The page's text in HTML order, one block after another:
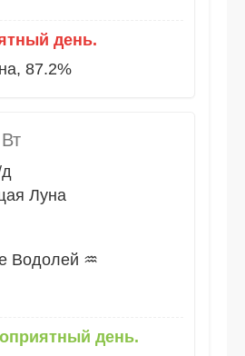
день.
87.2%
Вт
Луна
Водолей ♒
день.